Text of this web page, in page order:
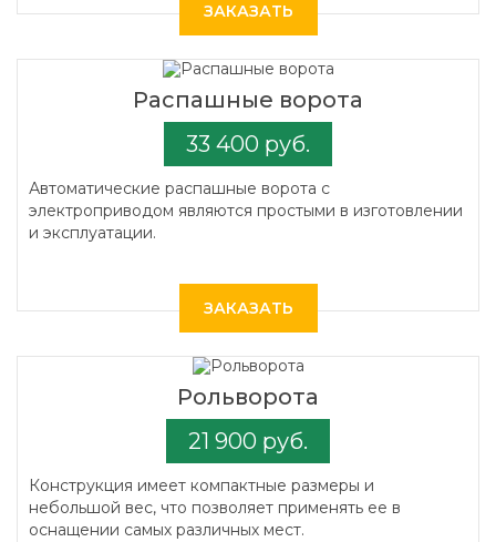
ЗАКАЗАТЬ
Распашные ворота
33 400 руб.
Автоматические распашные ворота с
электроприводом являются простыми в изготовлении
и эксплуатации.
ЗАКАЗАТЬ
Рольворота
21 900 руб.
Конструкция имеет компактные размеры и
небольшой вес, что позволяет применять ее в
оснащении самых различных мест.